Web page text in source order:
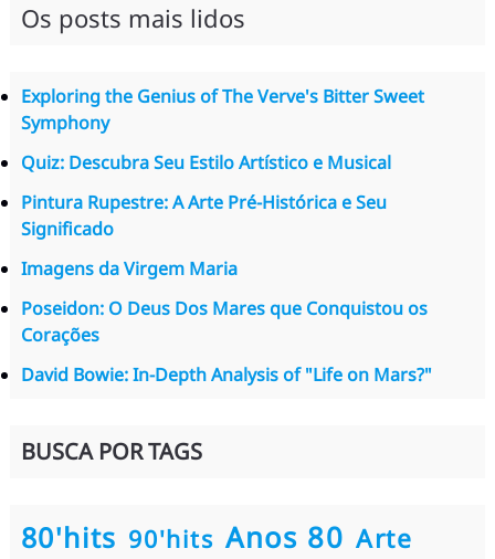
Os posts mais lidos
Exploring the Genius of The Verve's Bitter Sweet
Symphony
Quiz: Descubra Seu Estilo Artístico e Musical
Pintura Rupestre: A Arte Pré-Histórica e Seu
Significado
Imagens da Virgem Maria
Poseidon: O Deus Dos Mares que Conquistou os
Corações
David Bowie: In-Depth Analysis of "Life on Mars?"
BUSCA POR TAGS
80'hits 90'hits Anos 80 Arte